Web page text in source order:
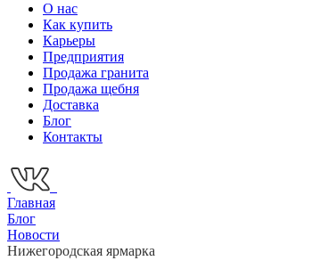
О нас
Как купить
Карьеры
Предприятия
Продажа гранита
Продажа щебня
Доставка
Блог
Контакты
Главная
Блог
Новости
Нижегородская ярмарка